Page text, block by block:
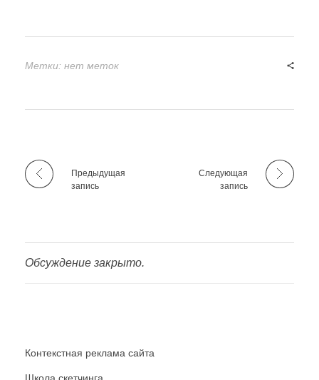
Метки: нет меток
Предыдущая
запись
Следующая
запись
Обсуждение закрыто.
Контекстная реклама сайта